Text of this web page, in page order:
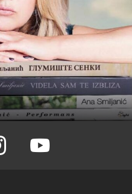
instagram youtube